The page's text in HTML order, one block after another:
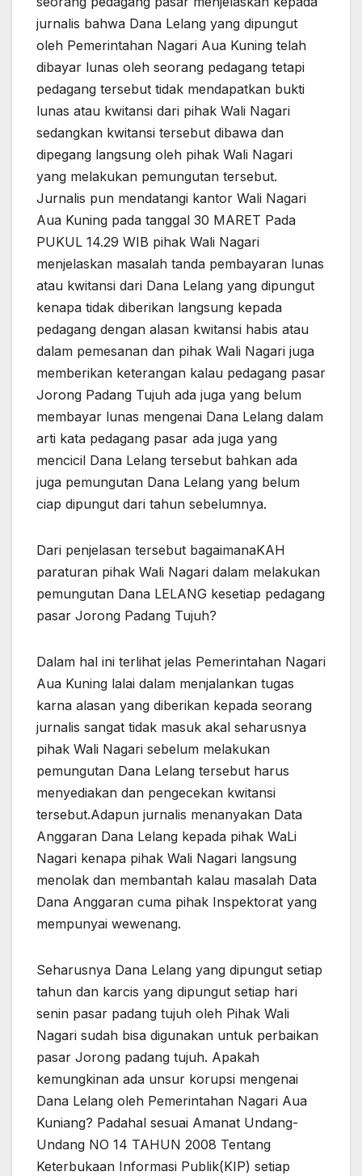
jurnalis bahwa Dana Lelang yang dipungut
oleh Pemerintahan Nagari Aua Kuning telah
dibayar lunas oleh seorang pedagang tetapi
pedagang tersebut tidak mendapatkan bukti
lunas atau kwitansi dari pihak Wali Nagari
sedangkan kwitansi tersebut dibawa dan
dipegang langsung oleh pihak Wali Nagari
yang melakukan pemungutan tersebut.
Jurnalis pun mendatangi kantor Wali Nagari
Aua Kuning pada tanggal 30 MARET Pada
PUKUL 14.29 WIB pihak Wali Nagari
menjelaskan masalah tanda pembayaran lunas
atau kwitansi dari Dana Lelang yang dipungut
kenapa tidak diberikan langsung kepada
pedagang dengan alasan kwitansi habis atau
dalam pemesanan dan pihak Wali Nagari juga
memberikan keterangan kalau pedagang pasar
Jorong Padang Tujuh ada juga yang belum
membayar lunas mengenai Dana Lelang dalam
arti kata pedagang pasar ada juga yang
mencicil Dana Lelang tersebut bahkan ada
juga pemungutan Dana Lelang yang belum
ciap dipungut dari tahun sebelumnya.
Dari penjelasan tersebut bagaimanaKAH
paraturan pihak Wali Nagari dalam melakukan
pemungutan Dana LELANG kesetiap pedagang
pasar Jorong Padang Tujuh?
Dalam hal ini terlihat jelas Pemerintahan Nagari
Aua Kuning lalai dalam menjalankan tugas
karna alasan yang diberikan kepada seorang
jurnalis sangat tidak masuk akal seharusnya
pihak Wali Nagari sebelum melakukan
pemungutan Dana Lelang tersebut harus
menyediakan dan pengecekan kwitansi
tersebut.Adapun jurnalis menanyakan Data
Anggaran Dana Lelang kepada pihak WaLi
Nagari kenapa pihak Wali Nagari langsung
menolak dan membantah kalau masalah Data
Dana Anggaran cuma pihak Inspektorat yang
mempunyai wewenang.
Seharusnya Dana Lelang yang dipungut setiap
tahun dan karcis yang dipungut setiap hari
senin pasar padang tujuh oleh Pihak Wali
Nagari sudah bisa digunakan untuk perbaikan
pasar Jorong padang tujuh. Apakah
kemungkinan ada unsur korupsi mengenai
Dana Lelang oleh Pemerintahan Nagari Aua
Kuniang? Padahal sesuai Amanat Undang-
Undang NO 14 TAHUN 2008 Tentang
Keterbukaan Informasi Publik(KIP) setiap